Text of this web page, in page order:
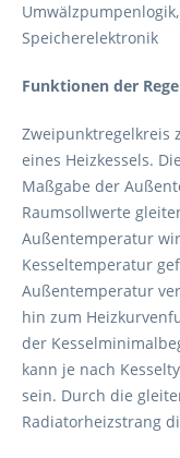
Speicherelektronik
Funktionen der
Zweipunktregelkreis
eines Heizkessels.
Maßgabe der
Raumsollwerte
Außentemperatur
Kesseltemperatur
Außentemperatur
hin zum
der
kann je nach
sein. Durch die
Radiatorheizstrang